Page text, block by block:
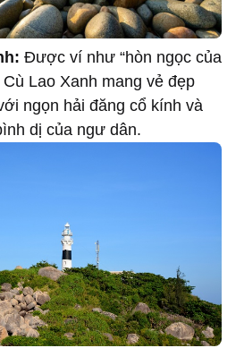
Được ví như “hòn ngọc của
Lao Xanh mang vẻ đẹp
ngọn hải đăng cổ kính và
dị của ngư dân.